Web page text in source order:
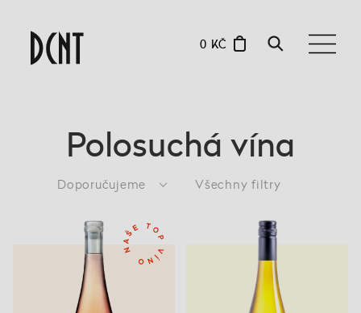
0 KČ
Polosuchá vína
Doporučujeme Všechny filtry